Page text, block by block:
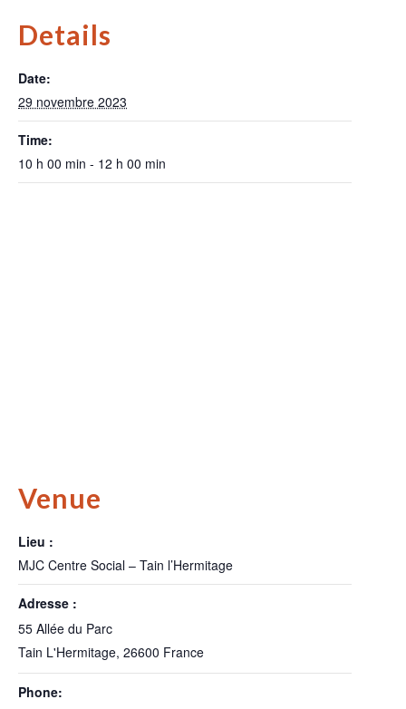
Details
Date:
29 novembre 2023
Time:
10 h 00 min - 12 h 00 min
Venue
Lieu :
MJC Centre Social – Tain l’Hermitage
Adresse :
55 Allée du Parc
Tain L'Hermitage, 26600 France
Phone: